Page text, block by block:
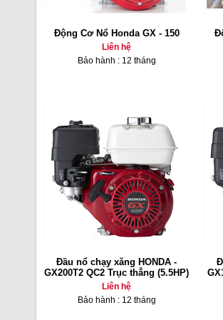
Động Cơ Nổ Honda GX - 150
Liên hệ
Bảo hành : 12 tháng
Đầu nổ chạy xăng HONDA -
GX200T2 QC2 Trục thẳng (5.5HP)
Liên hệ
Bảo hành : 12 tháng